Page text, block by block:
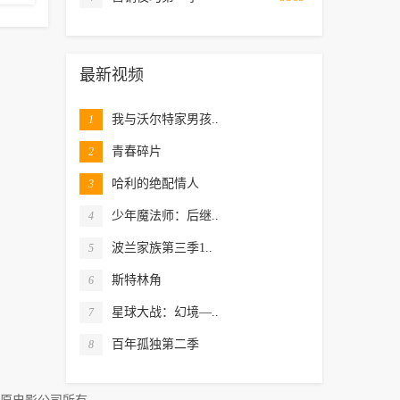
最新视频
1 我与沃尔特家男孩..
2 青春碎片
3 哈利的绝配情人
4 少年魔法师：后继..
5 波兰家族第三季1..
6 斯特林角
7 星球大战：幻境—..
8 百年孤独第二季